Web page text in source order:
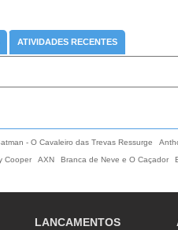
ATIVIDADES RECENTES
- O Cavaleiro das Trevas Ressurge
Cooper AXN Branca de Neve e O Caçador
LANCAMENTOS